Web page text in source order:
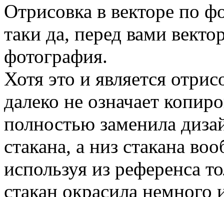
Отрисовка в векторе по
таки да, перед вами
фотография.
Хотя это и является
далеко не означает
полностью заменила
стакана, а низ стакана
используя из референса
стакан окрасила